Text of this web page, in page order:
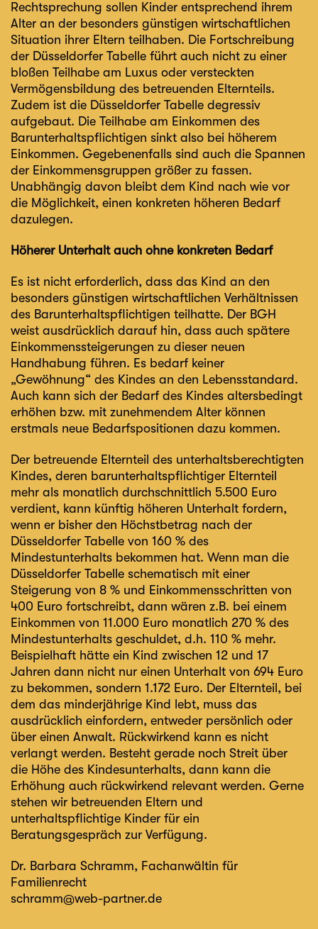
Rechtsprechung sollen Kinder entsprechend ihrem
Alter an der besonders günstigen wirtschaftlichen
Situation ihrer Eltern teilhaben. Die Fortschreibung
der Düsseldorfer Tabelle führt auch nicht zu einer
bloßen Teilhabe am Luxus oder versteckten
Vermögensbildung des betreuenden Elternteils.
Zudem ist die Düsseldorfer Tabelle degressiv
aufgebaut. Die Teilhabe am Einkommen des
Barunterhaltspflichtigen sinkt also bei höherem
Einkommen. Gegebenenfalls sind auch die Spannen
der Einkommensgruppen größer zu fassen.
Unabhängig davon bleibt dem Kind nach wie vor
die Möglichkeit, einen konkreten höheren Bedarf
dazulegen.
Höherer Unterhalt auch ohne konkreten Bedarf
Es ist nicht erforderlich, dass das Kind an den
besonders günstigen wirtschaftlichen Verhältnissen
des Barunterhaltspflichtigen teilhatte. Der BGH
weist ausdrücklich darauf hin, dass auch spätere
Einkommenssteigerungen zu dieser neuen
Handhabung führen. Es bedarf keiner
„Gewöhnung“ des Kindes an den Lebensstandard.
Auch kann sich der Bedarf des Kindes altersbedingt
erhöhen bzw. mit zunehmendem Alter können
erstmals neue Bedarfspositionen dazu kommen.
Der betreuende Elternteil des unterhaltsberechtigten
Kindes, deren barunterhaltspflichtiger Elternteil
mehr als monatlich durchschnittlich 5.500 Euro
verdient, kann künftig höheren Unterhalt fordern,
wenn er bisher den Höchstbetrag nach der
Düsseldorfer Tabelle von 160 % des
Mindestunterhalts bekommen hat. Wenn man die
Düsseldorfer Tabelle schematisch mit einer
Steigerung von 8 % und Einkommensschritten von
400 Euro fortschreibt, dann wären z.B. bei einem
Einkommen von 11.000 Euro monatlich 270 % des
Mindestunterhalts geschuldet, d.h. 110 % mehr.
Beispielhaft hätte ein Kind zwischen 12 und 17
Jahren dann nicht nur einen Unterhalt von 694 Euro
zu bekommen, sondern 1.172 Euro. Der Elternteil, bei
dem das minderjährige Kind lebt, muss das
ausdrücklich einfordern, entweder persönlich oder
über einen Anwalt. Rückwirkend kann es nicht
verlangt werden. Besteht gerade noch Streit über
die Höhe des Kindesunterhalts, dann kann die
Erhöhung auch rückwirkend relevant werden. Gerne
stehen wir betreuenden Eltern und
unterhaltspflichtige Kinder für ein
Beratungsgespräch zur Verfügung.
Dr. Barbara Schramm, Fachanwältin für
Familienrecht
schramm@web-partner.de